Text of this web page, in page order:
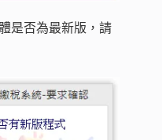
是否為最新版，請